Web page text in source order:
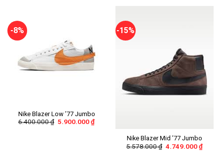
-8%
Nike Blazer Low ’77 Jumbo
6.400.000₫ 5.900.000₫
-15%
Nike Blazer Mid ’77 Jumbo
5.578.000₫ 4.749.000₫